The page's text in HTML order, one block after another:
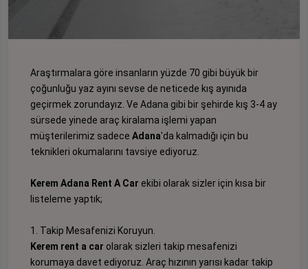
Araştırmalara göre insanların yüzde 70 gibi büyük bir
çoğunluğu yaz ayını sevse de neticede kış ayınıda
geçirmek zorundayız. Ve Adana gibi bir şehirde kış 3-4 ay
sürsede yinede araç kiralama işlemi yapan
müşterilerimiz sadece Adana'da kalmadığı için bu
teknikleri okumalarını tavsiye ediyoruz.
Kerem Adana Rent A Car ekibi olarak sizler için kısa bir
listeleme yaptık;
1. Takip Mesafenizi Koruyun.
Kerem rent a car olarak sizleri takip mesafenizi
korumaya davet ediyoruz. Araç hızının yarısı kadar takip